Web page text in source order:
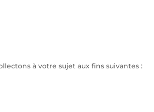
à votre sujet aux fins suivantes :